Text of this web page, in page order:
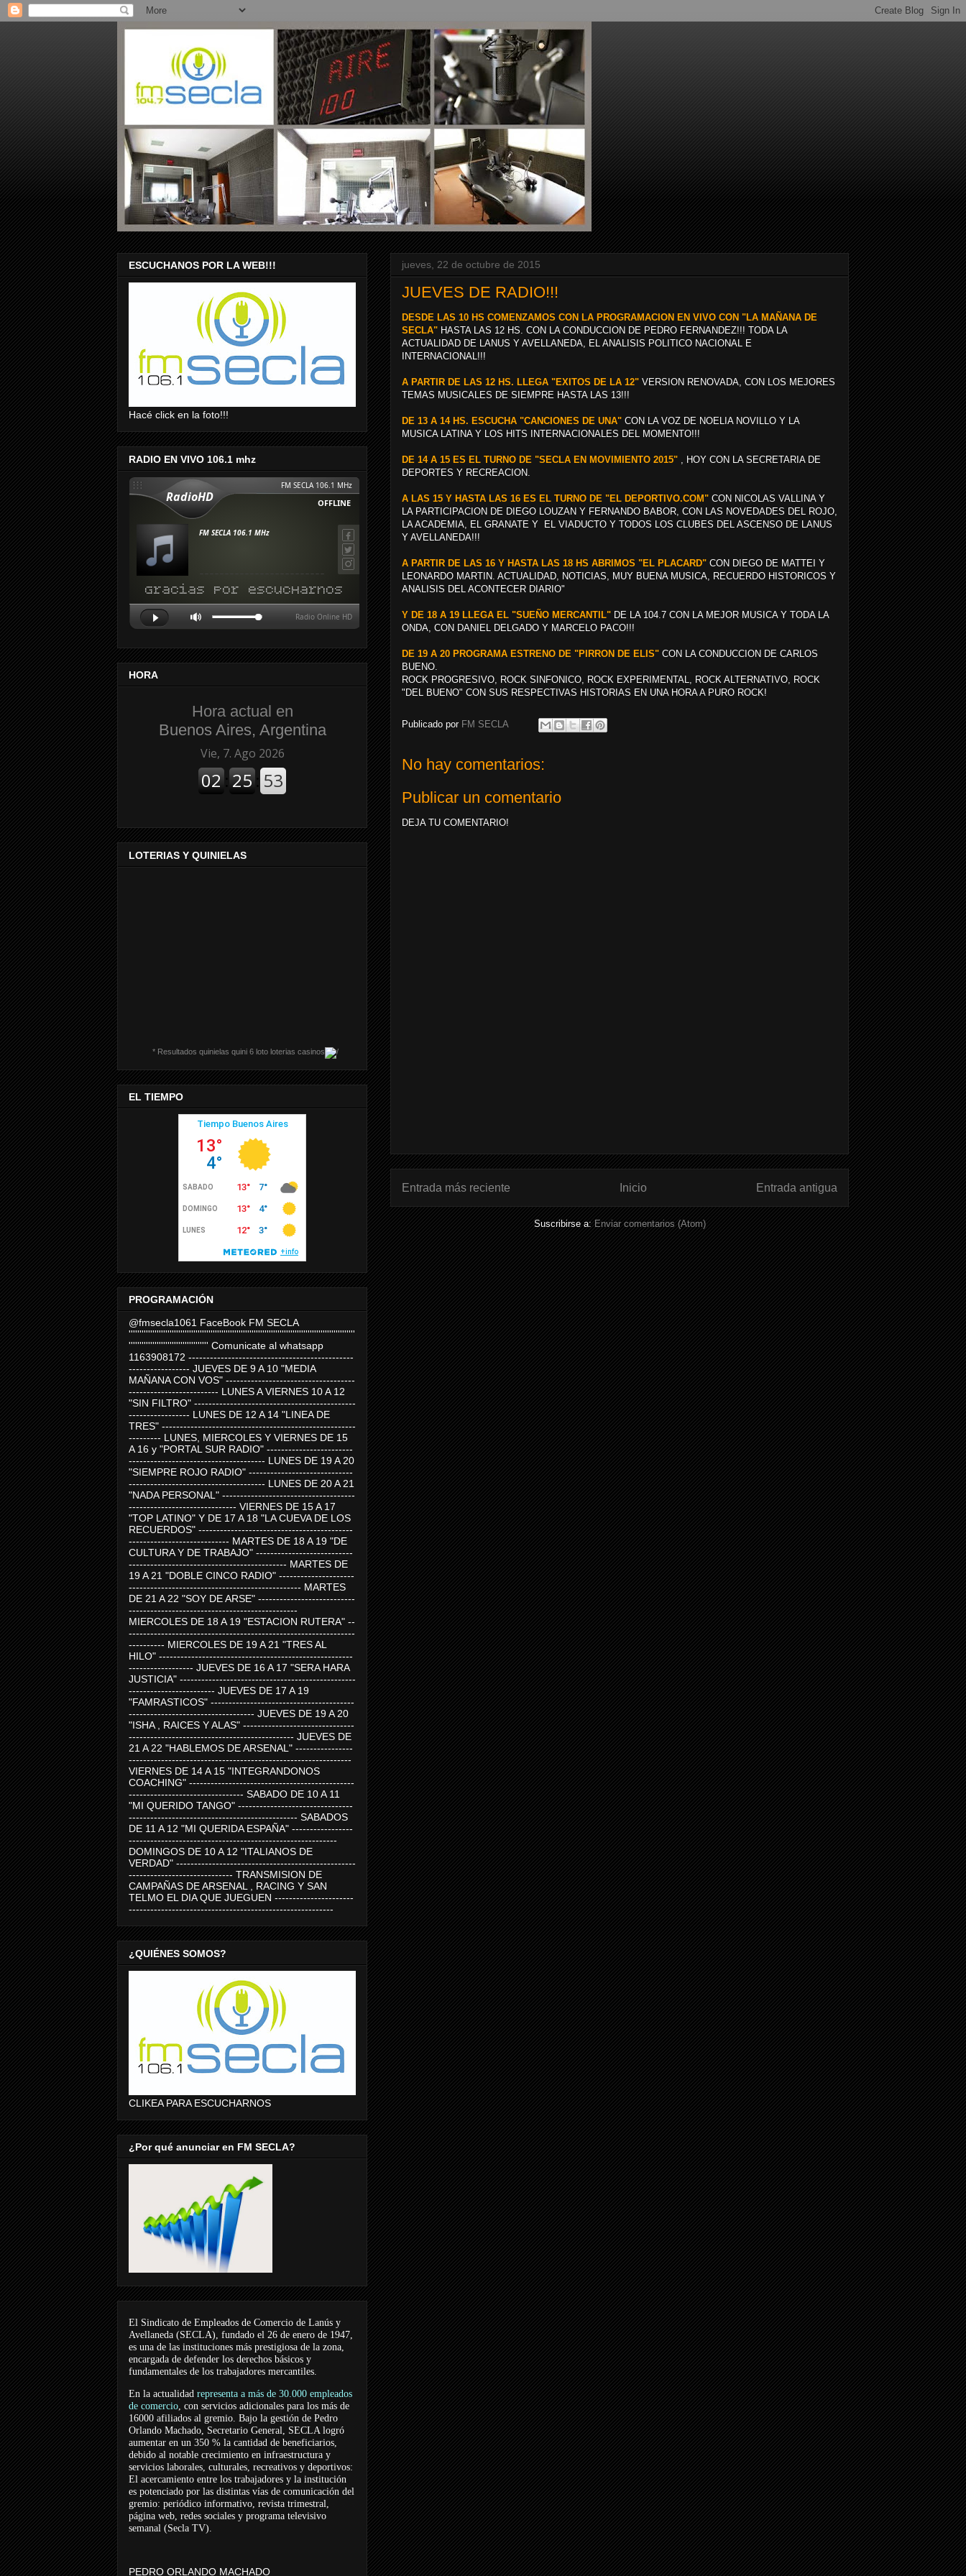
jueves, 22 de octubre de 2015
JUEVES DE RADIO!!!
DESDE LAS 10 HS COMENZAMOS CON LA PROGRAMACION EN VIVO CON "LA MAÑANA DE
SECLA" HASTA LAS 12 HS. CON LA CONDUCCION DE PEDRO FERNANDEZ!!! TODA LA
ACTUALIDAD DE LANUS Y AVELLANEDA, EL ANALISIS POLITICO NACIONAL E
INTERNACIONAL!!!
A PARTIR DE LAS 12 HS. LLEGA "EXITOS DE LA 12" VERSION RENOVADA, CON LOS MEJORES
TEMAS MUSICALES DE SIEMPRE HASTA LAS 13!!!
DE 13 A 14 HS. ESCUCHA "CANCIONES DE UNA" CON LA VOZ DE NOELIA NOVILLO Y LA
MUSICA LATINA Y LOS HITS INTERNACIONALES DEL MOMENTO!!!
DE 14 A 15 ES EL TURNO DE "SECLA EN MOVIMIENTO 2015" , HOY CON LA SECRETARIA DE
DEPORTES Y RECREACION.
A LAS 15 Y HASTA LAS 16 ES EL TURNO DE "EL DEPORTIVO.COM" CON NICOLAS VALLINA Y
LA PARTICIPACION DE DIEGO LOUZAN Y FERNANDO BABOR, CON LAS NOVEDADES DEL ROJO,
LA ACADEMIA, EL GRANATE Y EL VIADUCTO Y TODOS LOS CLUBES DEL ASCENSO DE LANUS
Y AVELLANEDA!!!
A PARTIR DE LAS 16 Y HASTA LAS 18 HS ABRIMOS "EL PLACARD" CON DIEGO DE MATTEI Y
LEONARDO MARTIN. ACTUALIDAD, NOTICIAS, MUY BUENA MUSICA, RECUERDO HISTORICOS Y
ANALISIS DEL ACONTECER DIARIO"
Y DE 18 A 19 LLEGA EL "SUEÑO MERCANTIL" DE LA 104.7 CON LA MEJOR MUSICA Y TODA LA
ONDA, CON DANIEL DELGADO Y MARCELO PACO!!!
DE 19 A 20 PROGRAMA ESTRENO DE "PIRRON DE ELIS" CON LA CONDUCCION DE CARLOS
BUENO.
ROCK PROGRESIVO, ROCK SINFONICO, ROCK EXPERIMENTAL, ROCK ALTERNATIVO, ROCK
"DEL BUENO" CON SUS RESPECTIVAS HISTORIAS EN UNA HORA A PURO ROCK!
Publicado por FM SECLA
No hay comentarios:
Publicar un comentario
DEJA TU COMENTARIO!
Entrada más reciente Entrada antigua
Inicio
Suscribirse a: Enviar comentarios (Atom)
ESCUCHANOS POR LA WEB!!!
Hacé click en la foto!!!
RADIO EN VIVO 106.1 mhz
HORA
Hora actual en
Buenos Aires, Argentina
LOTERIAS Y QUINIELAS
* Resultados quinielas quini 6 loto loterias casinos
EL TIEMPO
PROGRAMACIÓN
@fmsecla1061 FaceBook FM SECLA
'''''''''''''''''''''''''''''''''''''''''''''''''''''''''''''''''''''''''''''''''''''''''''''''''''''''''
''''''''''''''''''''''''''''''''''''' Comunicate al whatsapp
1163908172 ----------------------------------------------
----------------- JUEVES DE 9 A 10 "MEDIA
MAÑANA CON VOS" ------------------------------------
------------------------- LUNES A VIERNES 10 A 12
"SIN FILTRO" ---------------------------------------------
----------------- LUNES DE 12 A 14 "LINEA DE
TRES" ------------------------------------------------------
--------- LUNES, MIERCOLES Y VIERNES DE 15
A 16 y "PORTAL SUR RADIO" ------------------------
-------------------------------------- LUNES DE 19 A 20
"SIEMPRE ROJO RADIO" -----------------------------
-------------------------------------- LUNES DE 20 A 21
"NADA PERSONAL" -------------------------------------
------------------------------ VIERNES DE 15 A 17
"TOP LATINO" Y DE 17 A 18 "LA CUEVA DE LOS
RECUERDOS" -------------------------------------------
---------------------------- MARTES DE 18 A 19 "DE
CULTURA Y DE TRABAJO" ---------------------------
-------------------------------------------- MARTES DE
19 A 21 "DOBLE CINCO RADIO" ---------------------
------------------------------------------------ MARTES
DE 21 A 22 "SOY DE ARSE" ---------------------------
-----------------------------------------------
MIERCOLES DE 18 A 19 "ESTACION RUTERA" --
---------------------------------------------------------------
---------- MIERCOLES DE 19 A 21 "TRES AL
HILO" ------------------------------------------------------
------------------ JUEVES DE 16 A 17 "SERA HARA
JUSTICIA" -------------------------------------------------
------------------------ JUEVES DE 17 A 19
"FAMRASTICOS" ----------------------------------------
----------------------------------- JUEVES DE 19 A 20
"ISHA , RAICES Y ALAS" -------------------------------
---------------------------------------------- JUEVES DE
21 A 22 "HABLEMOS DE ARSENAL" ----------------
--------------------------------------------------------------
VIERNES DE 14 A 15 "INTEGRANDONOS
COACHING" ----------------------------------------------
-------------------------------- SABADO DE 10 A 11
"MI QUERIDO TANGO" --------------------------------
----------------------------------------------- SABADOS
DE 11 A 12 "MI QUERIDA ESPAÑA" -----------------
----------------------------------------------------------
DOMINGOS DE 10 A 12 "ITALIANOS DE
VERDAD" --------------------------------------------------
----------------------------- TRANSMISION DE
CAMPAÑAS DE ARSENAL , RACING Y SAN
TELMO EL DIA QUE JUEGUEN ----------------------
---------------------------------------------------------
¿QUIÉNES SOMOS?
CLIKEA PARA ESCUCHARNOS
¿Por qué anunciar en FM SECLA?
El Sindicato de Empleados de Comercio de Lanús y
Avellaneda (SECLA), fundado el 26 de enero de 1947,
es una de las instituciones más prestigiosa de la zona,
encargada de defender los derechos básicos y
fundamentales de los trabajadores mercantiles.
En la actualidad representa a más de 30.000 empleados
de comercio, con servicios adicionales para los más de
16000 afiliados al gremio. Bajo la gestión de Pedro
Orlando Machado, Secretario General, SECLA logró
aumentar en un 350 % la cantidad de beneficiarios,
debido al notable crecimiento en infraestructura y
servicios laborales, culturales, recreativos y deportivos:
El acercamiento entre los trabajadores y la institución
es potenciado por las distintas vías de comunicación del
gremio: periódico informativo, revista trimestral,
página web, redes sociales y programa televisivo
semanal (Secla TV).
PEDRO ORLANDO MACHADO